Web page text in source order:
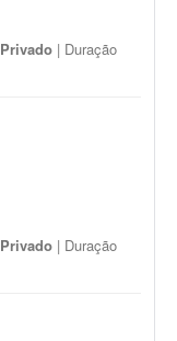
Privado | Duração
Privado | Duração